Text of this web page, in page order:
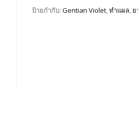
ป้ายกำกับ: Gentian Violet,ทำแผล, ย